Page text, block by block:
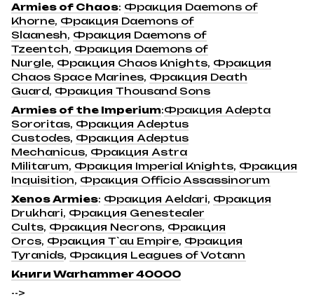
Armies of Chaos: Фракция Daemons of
Khorne, Фракция Daemons of
Slaanesh, Фракция Daemons of
Tzeentch, Фракция Daemons of
Nurgle, Фракция Chaos Knights, Фракция
Chaos Space Marines, Фракция Death
Guard, Фракция Thousand Sons
Armies of the Imperium:Фракция Adepta
Sororitas, Фракция Adeptus
Custodes, Фракция Adeptus
Mechanicus, Фракция Astra
Militarum, Фракция Imperial Knights, Фракция
Inquisition, Фракция Officio Assassinorum
Xenos Armies: Фракция Aeldari, Фракция
Drukhari, Фракция Genestealer
Cults, Фракция Necrons, Фракция
Orcs, Фракция T`au Empire, Фракция
Tyranids, Фракция Leagues of Votann
Книги Warhammer 40000
-->